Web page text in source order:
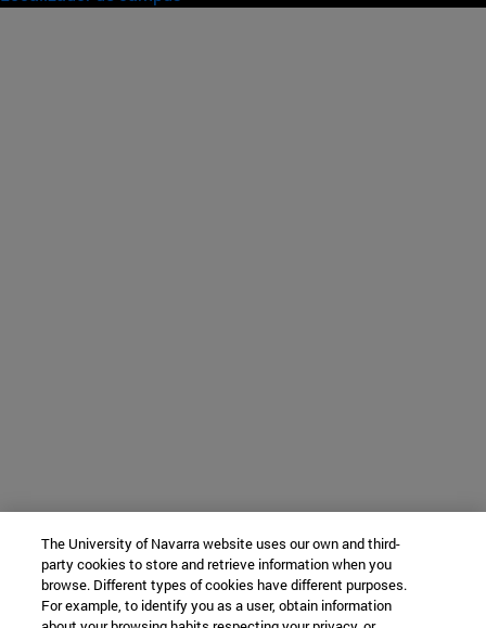
The University of Navarra website uses our own and third-
party cookies to store and retrieve information when you
browse. Different types of cookies have different purposes.
For example, to identify you as a user, obtain information